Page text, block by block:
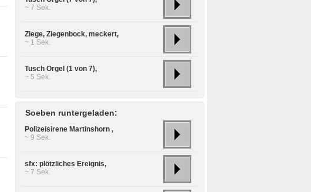
~ 7 Sek.
Ziege, Ziegenbock, meckert,
~ 1 Sek.
Tusch Orgel (1 von 7),
~ 5 Sek.
Soeben runtergeladen:
Polizeisirene Martinshorn ,
~ 9 Sek.
sfx: plötzliches Ereignis,
~ 7 Sek.